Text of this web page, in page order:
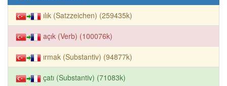
ılık (Satzzeichen) (259435k)
açık (Verb) (100076k)
ırmak (Substantiv) (94877k)
çatı (Substantiv) (71083k)